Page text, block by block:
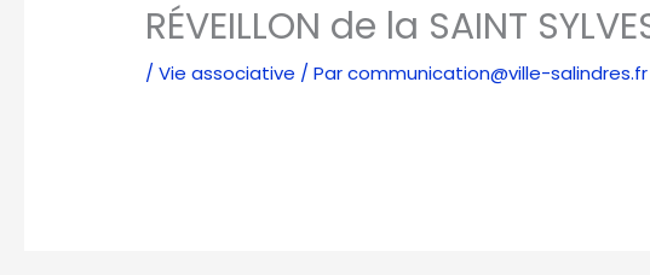
RÉVEILLON de la SAINT
/Vie associative / Parcommunication@ville-salindres.fr